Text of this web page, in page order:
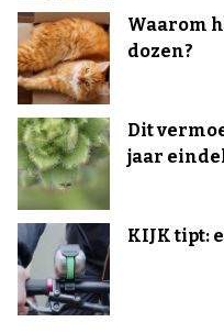
Waarom
dozen?
Dit
jaar
KIJK tipt: